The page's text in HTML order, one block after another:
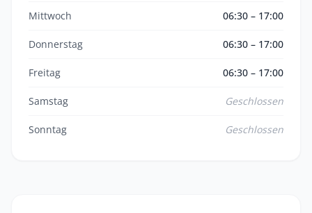
Mittwoch 06:30 – 17:00
Donnerstag 06:30 – 17:00
Freitag 06:30 – 17:00
Samstag Geschlossen
Sonntag Geschlossen